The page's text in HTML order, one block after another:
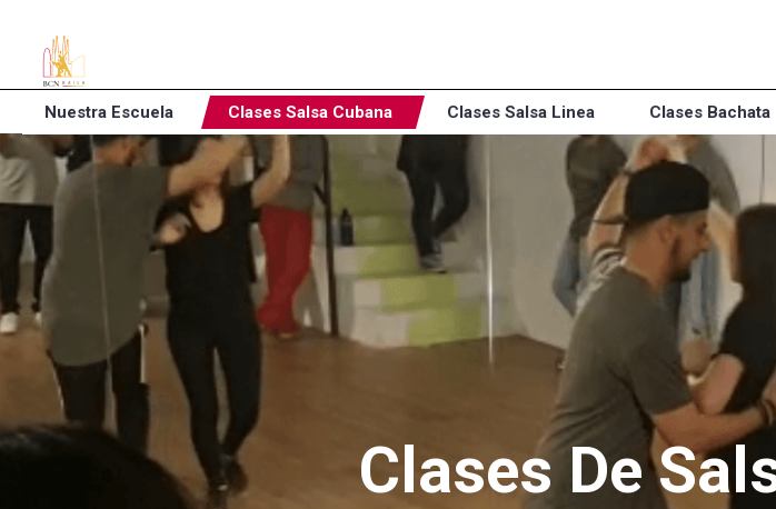
Nuestra Escuela Clases Salsa Cubana Clases Salsa Linea Clases Bachata
Clases De